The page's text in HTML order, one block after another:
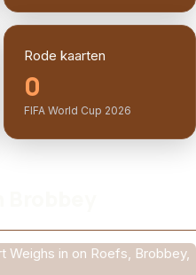
Rode kaarten
0
FIFA World Cup 2026